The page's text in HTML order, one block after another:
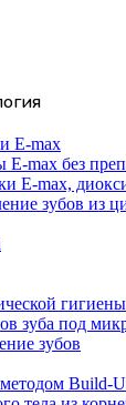
E-max
max без
Е-max,
зубов из
гигиены
зуба под
зубов
Build-